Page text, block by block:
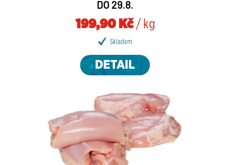
DO 29.8.
199,90 Kč/ kg
Skladem
DETAIL